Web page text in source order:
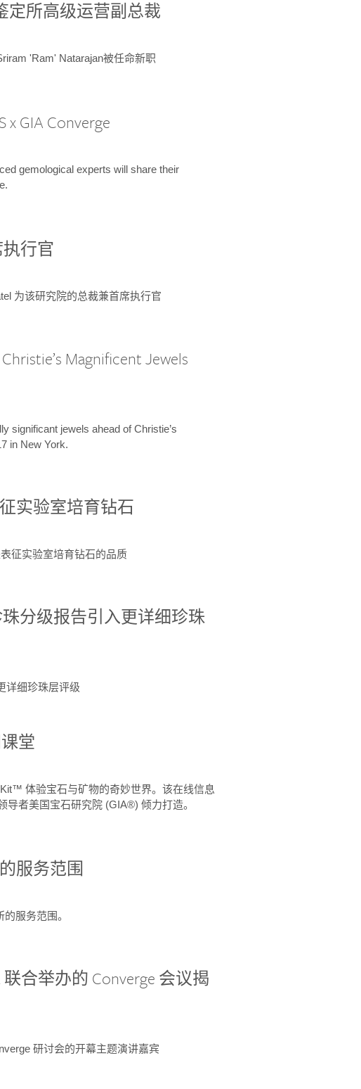
定所高级运营副总裁
'Ram' Natarajan被任命新职
x GIA Converge
gemological experts will share their
执行官
为该研究院的总裁兼首席执行官
Magnificent Jewels
significant jewels ahead of Christie’s
in New York.
实验室培育钻石
征实验室培育钻石的品质
分级报告引入更详细珍珠
详细珍珠层评级
堂
体验宝石与矿物的奇妙世界。该在线信息
者美国宝石研究院 (GIA®) 倾力打造。
服务范围
服务范围。
合举办的 Converge 会议揭
研讨会的开幕主题演讲嘉宾